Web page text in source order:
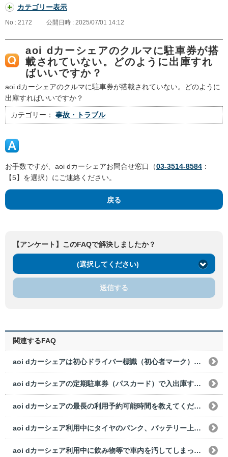
カテゴリー表示
No : 2172 公開日時 : 2025/07/01 14:12
aoi dカーシェアのクルマに駐車券が搭
載されていない。どのように出庫すれ
ばいいですか？
aoi dカーシェアのクルマに駐車券が搭載されていない。どのように
出庫すればいいですか？
カテゴリー： 事故・トラブル
お手数ですが、aoi dカーシェアお問合せ窓口（03-3514-8584 ：
【5】を選択）にご連絡ください。
戻る
【アンケート】このFAQで解決しましたか？
(選択してください)
送信する
関連するFAQ
aoi dカーシェアは初心ドライバー標識（初心者マーク）や高齢ドライバー標識（高齢ドライバーマーク）は装備されていますか?
aoi dカーシェアの定期駐車券（パスカード）で入出庫する駐車場で、誤って一般の駐車券をとってしまった。どうすればいいですか？
aoi dカーシェアの最長の利用予約可能時間を教えてください。
aoi dカーシェア利用中にタイヤのパンク、バッテリー上がりなどで使用できなくなった場合は、どうすればいいですか？
aoi dカーシェア利用中に飲み物等で車内を汚してしまった場合は、どうすればいいですか？